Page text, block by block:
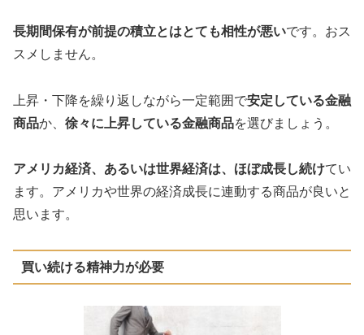
長期間保有が前提の積立とはとても相性が悪いです。おス
スメしません。
上昇・下降を繰り返しながら一定範囲で安定している金融
商品か、 徐々に上昇している金融商品を選びましょう。
アメリカ経済、あるいは世界経済は、ほぼ成長し続けてい
ます。アメリカや世界の経済成長に連動する商品が良いと
思います。
買い続ける精神力が必要